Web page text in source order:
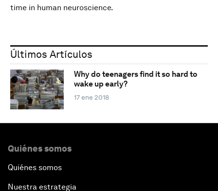
time in human neuroscience.
Últimos Artículos
Why do teenagers find it so hard to
wake up early?
17 ene 2018
Quiénes somos
Quiénes somos
Nuestra estrategia